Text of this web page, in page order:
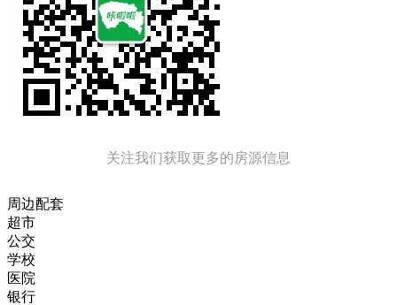
关注我们获取更多的房源信息
周边配套
超市
公交
学校
医院
银行